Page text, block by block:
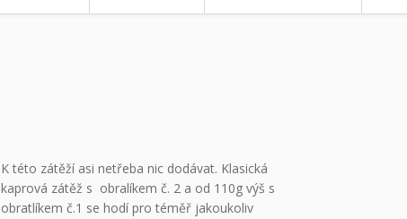
K této zátěží asi netřeba nic dodávat. Klasická
kaprová zátěž s obralíkem č. 2 a od 110g výš s
obratlíkem č.1 se hodí pro téměř jakoukoliv